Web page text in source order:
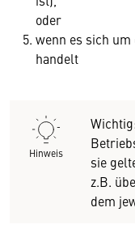
oder
wenn es sich um
handelt
Hinweis
sie
z.B.
dem